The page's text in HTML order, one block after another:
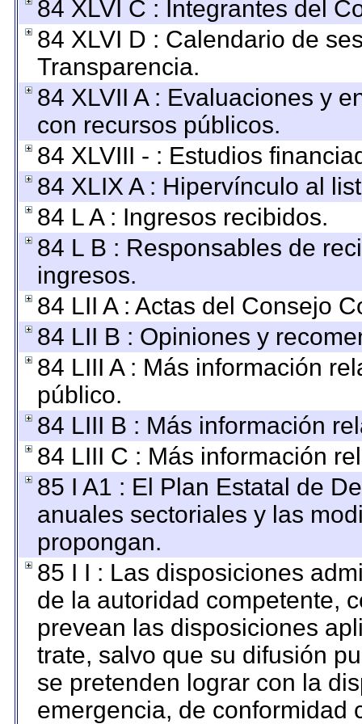
84 XLVI C : Integrantes del
84 XLVI D : Calendario de
Transparencia.
84 XLVII A : Evaluaciones y
con recursos públicos.
84 XLVIII - : Estudios
84 XLIX A : Hipervínculo al
84 L A : Ingresos recibidos.
84 L B : Responsables de
ingresos.
84 LII A : Actas del Consejo
84 LII B : Opiniones y
84 LIII A : Más información
público.
84 LIII B : Más información
84 LIII C : Más información
85 I A1 : El Plan Estatal de
anuales sectoriales y las
propongan.
85 I I : Las disposiciones
de la autoridad competente,
prevean las disposiciones
trate, salvo que su difusión
se pretenden lograr con la
emergencia, de conformidad